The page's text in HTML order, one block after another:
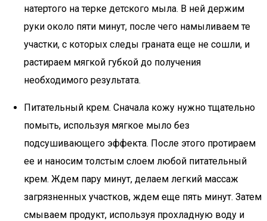
натертого на терке детского мыла. В ней держим
руки около пяти минут, после чего намыливаем те
участки, с которых следы граната еще не сошли, и
растираем мягкой губкой до получения
необходимого результата.
Питательный крем. Сначала кожу нужно тщательно
помыть, используя мягкое мыло без
подсушивающего эффекта. После этого протираем
ее и наносим толстым слоем любой питательный
крем. Ждем пару минут, делаем легкий массаж
загрязненных участков, ждем еще пять минут. Затем
смываем продукт, используя прохладную воду и